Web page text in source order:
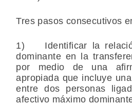
Tres pasos consecutivos
1) Identificar la
dominante en la
por medio de una
apropiada que incluye
entre dos personas
afectivo máximo